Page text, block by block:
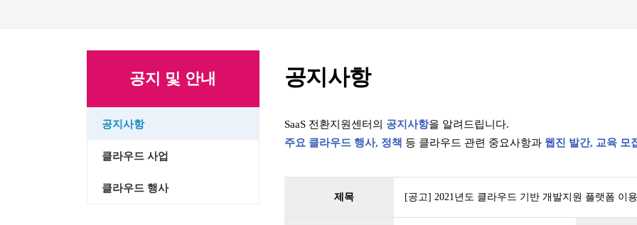
공지사항
SaaS 전환지원센터의 공지사항을 알려드립니다.
주요 클라우드 행사, 정책 등 클라우드 관련 중요사항과 웹진 발간, 교육 모
제목 [공고] 2021년도 클라우드 기반 개발지원 플랫폼 이
공지 및 안내
공지사항
클라우드 사업
클라우드 행사